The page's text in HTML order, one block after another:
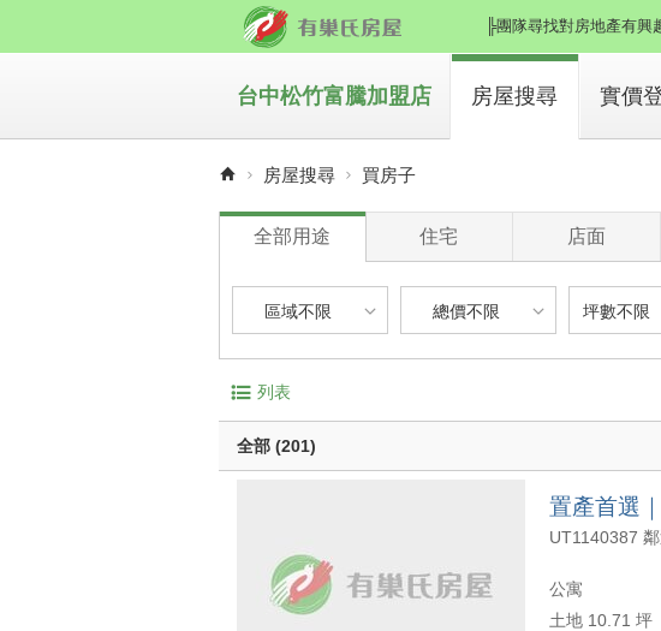
╠團隊尋找對房地產有興
台中松竹富騰加盟店 房屋搜尋 實價
房屋搜尋 買房子
全部用途 住宅 店面
區域不限
台中市-北屯區
台中市-太平區
台中市-潭子區
台中市-北區
總價不限
500 萬以下
500 萬 - 1000 萬
1000 萬 - 1500 萬
1500 萬 - 2000 萬
2000 萬 - 2500 萬
坪數不限
坪數
20
20 坪
40 坪
電梯大廈
無電梯公寓
透天別墅
無車位
有無障礙空間
5 年 - 10 年
10 年 - 20 年
20 年 - 30 年
年
列表
全部 (201)
置產首選
公寓
土地 10.71 坪